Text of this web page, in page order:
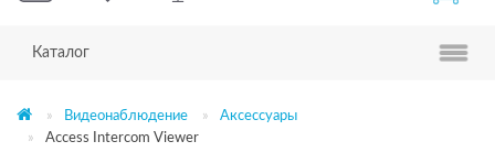
Каталог
Видеонаблюдение
Аксессуары
Access Intercom Viewer